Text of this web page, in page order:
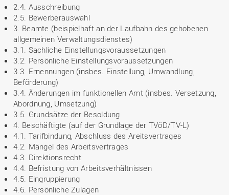
2.4. Ausschreibung
2.5. Bewerberauswahl
3. Beamte (beispielhaft an der Laufbahn des gehobenen
allgemeinen Verwaltungsdienstes)
3.1. Sachliche Einstellungsvoraussetzungen
3.2. Persönliche Einstellungsvoraussetzungen
3.3. Ernennungen (insbes. Einstellung, Umwandlung,
Beförderung)
3.4. Änderungen im funktionellen Amt (insbes. Versetzung,
Abordnung, Umsetzung)
3.5. Grundsätze der Besoldung
4. Beschäftigte (auf der Grundlage der TVöD/TV-L)
4.1. Tarifbindung, Abschluss des Areitsvertrages
4.2. Mängel des Arbeitsvertrages
4.3. Direktionsrecht
4.4. Befristung von Arbeitsverhältnissen
4.5. Eingruppierung
4.6. Persönliche Zulagen